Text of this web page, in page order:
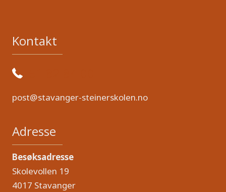
Kontakt
post@stavanger-steinerskolen.no
Adresse
Besøksadresse
Skolevollen 19
4017 Stavanger